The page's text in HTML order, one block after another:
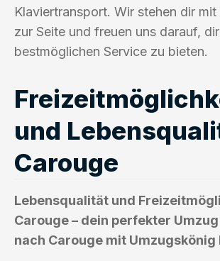
Klaviertransport. Wir stehen dir
zur Seite und freuen uns darauf,
bestmöglichen Service zu bieten.
und
Carouge
Lebensqualität und
Carouge – dein perfekter
nach Carouge mit Umzugskönig